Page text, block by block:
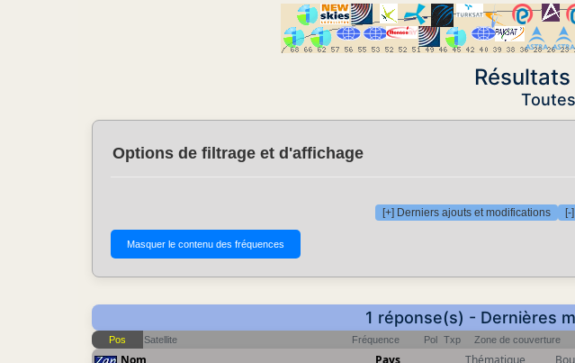
Options de filtrage et d'affichage
[+] Derniers ajouts et modifications
1 réponse(s) - Dernières
Pos Satellite Fréquence Pol Txp Zone de couverture